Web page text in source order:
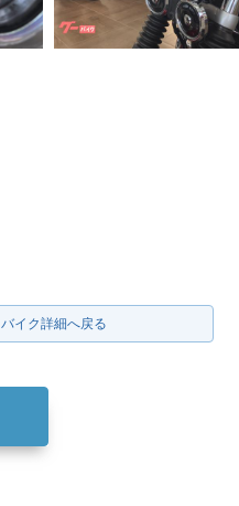
バイク詳細へ戻る